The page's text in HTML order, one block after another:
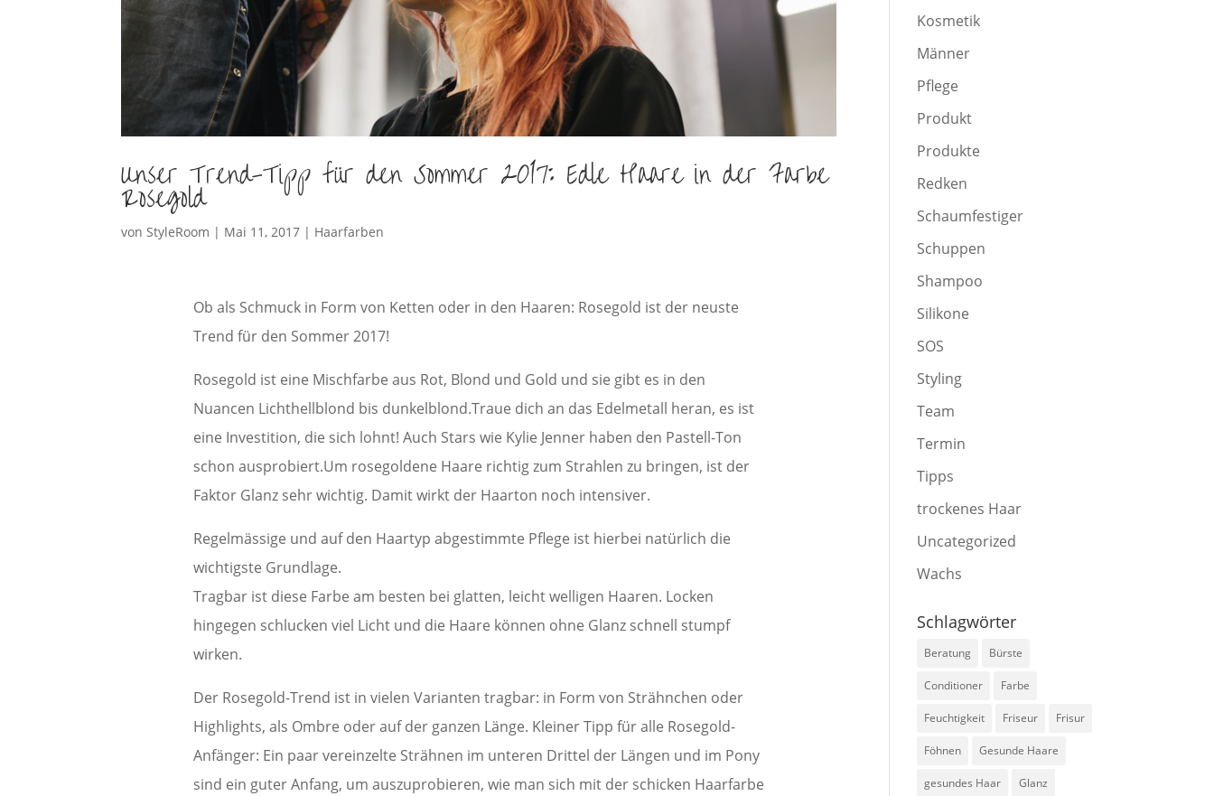
Unser Trend-Tipp für den Sommer 2017: Edle Haare in der Farbe
Rosegold
vonStyleRoom | Mai 11, 2017 | Haarfarben
Ob als Schmuck in Form von Ketten oder in den Haaren: Rosegold ist der neuste
Trend für den Sommer 2017!
Rosegold ist eine Mischfarbe aus Rot, Blond und Gold und sie gibt es in den
Nuancen Lichthellblond bis dunkelblond.Traue dich an das Edelmetall heran, es ist
eine Investition, die sich lohnt! Auch Stars wie Kylie Jenner haben den Pastell-Ton
schon ausprobiert.Um rosegoldene Haare richtig zum Strahlen zu bringen, ist der
Faktor Glanz sehr wichtig. Damit wirkt der Haarton noch intensiver.
Regelmässige und auf den Haartyp abgestimmte Pflege ist hierbei natürlich die
wichtigste Grundlage.
Tragbar ist diese Farbe am besten bei glatten, leicht welligen Haaren. Locken
hingegen schlucken viel Licht und die Haare können ohne Glanz schnell stumpf
wirken.
Der Rosegold-Trend ist in vielen Varianten tragbar: in Form von Strähnchen oder
Highlights, als Ombre oder auf der ganzen Länge. Kleiner Tipp für alle Rosegold-
Anfänger: Ein paar vereinzelte Strähnen im unteren Drittel der Längen und im Pony
sind ein guter Anfang, um auszuprobieren, wie man sich mit der schicken Haarfarbe
Kosmetik
Männer
Pflege
Produkt
Produkte
Redken
Schaumfestiger
Schuppen
Shampoo
Silikone
SOS
Styling
Team
Termin
Tipps
trockenes Haar
Uncategorized
Wachs
Schlagwörter
Beratung Bürste
Conditioner Farbe
Feuchtigkeit Friseur Frisur
Föhnen Gesunde Haare
gesundes Haar Glanz